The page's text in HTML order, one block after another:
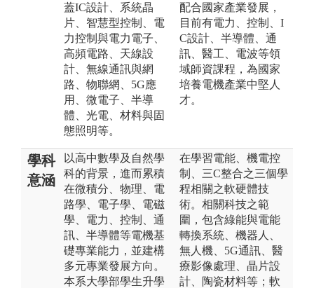
蓋IC設計、系統晶
片、智慧型控制、電
力控制與電力電子、
高頻電路、天線設
計、無線通訊與網
路、物聯網、5G應
用、微電子、半導
體、光電、材料與固
態照明等。
配合國家產業發展，
目前有電力、控制、I
C設計、半導體、通
訊、醫工、電波等領
域師資課程，為國家
培養電機產業中堅人
才。
學科
意涵
以高中數學及自然學
科的背景，進而累積
在微積分、物理、電
路學、電子學、電磁
學、電力、控制、通
訊、半導體等電機基
礎專業能力，並建構
多元專業發展方向。
本系大學部學生升學
在學習電能、機電控
制、三C整合之三個學
程相關之軟硬體技
術。相關科技之範
圍，包含綠能與電能
轉換系統、機器人、
無人機、5G通訊、醫
療影像處理、晶片設
計、陶瓷材料等；軟